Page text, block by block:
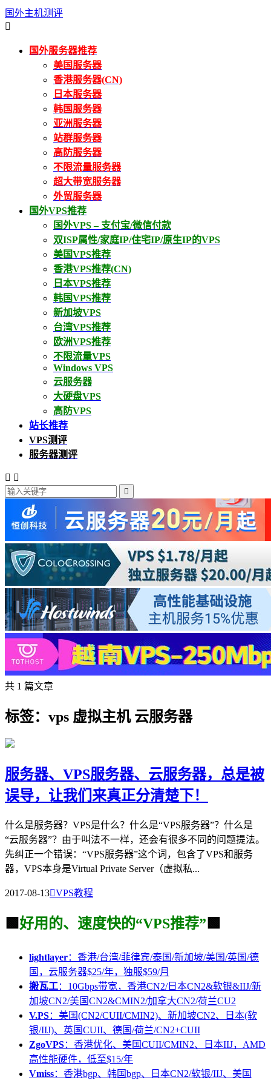
国外主机测评

国外服务器推荐
美国服务器
香港服务器(CN)
日本服务器
韩国服务器
亚洲服务器
站群服务器
高防服务器
不限流量服务器
超大带宽服务器
外贸服务器
国外VPS推荐
国外VPS – 支付宝/微信付款
双ISP属性/家庭IP/住宅IP/原生IP的VPS
美国VPS推荐
香港VPS推荐(CN)
日本VPS推荐
韩国VPS推荐
新加坡VPS
台湾VPS推荐
欧洲VPS推荐
不限流量VPS
Windows VPS
云服务器
大硬盘VPS
高防VPS
站长推荐
VPS测评
服务器测评
 

共 1 篇文章
标签：vps 虚拟主机 云服务器
服务器、VPS服务器、云服务器，总是被
误导，让我们来真正分清楚下！
什么是服务器？VPS是什么？什么是“VPS服务器”？什么是
“云服务器”？由于叫法不一样，还会有很多不同的问题提法。
先纠正一个错误：“VPS服务器”这个词，包含了VPS和服务
器，VPS本身是Virtual Private Server（虚拟私...
2017-08-13VPS教程
🟩 好用的、速度快的“VPS推荐” 🟩
lightlayer：香港/台湾/菲律宾/泰国/新加坡/美国/英国/德
国，云服务器$25/年，独服$59/月
搬瓦工：10Gbps带宽，香港CN2/日本CN2&软银&IIJ/新
加坡CN2/美国CN2&CMIN2/加拿大CN2/荷兰CU2
V.PS：美国(CN2/CUII/CMIN2)、新加坡CN2、日本(软
银/IIJ)、英国CUII、德国/荷兰/CN2+CUII
ZgoVPS：香港优化、美国CUII/CMIN2、日本IIJ，AMD
高性能硬件，低至$15/年
Vmiss：香港bgp、韩国bgp、日本CN2/软银/IIJ、美国